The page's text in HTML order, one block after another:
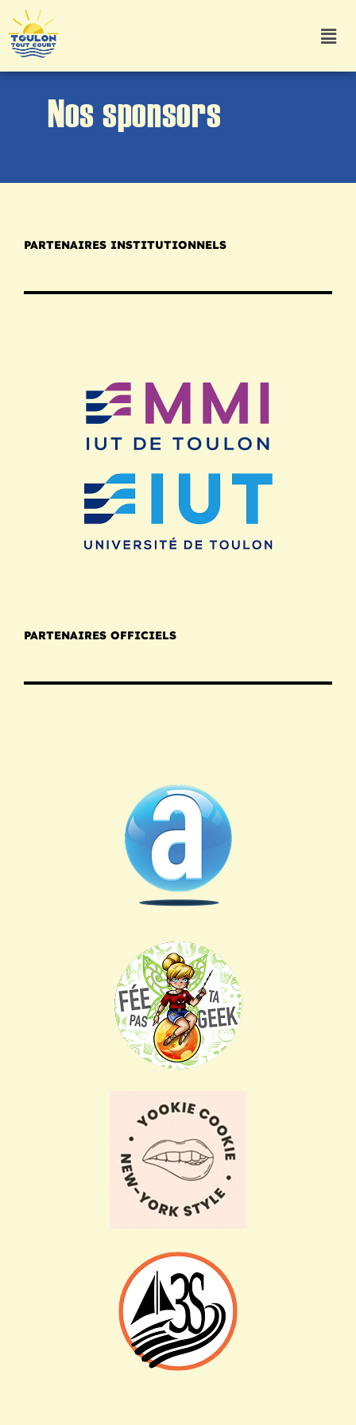
Nos sponsors
PARTENAIRES INSTITUTIONNELS
PARTENAIRES OFFICIELS